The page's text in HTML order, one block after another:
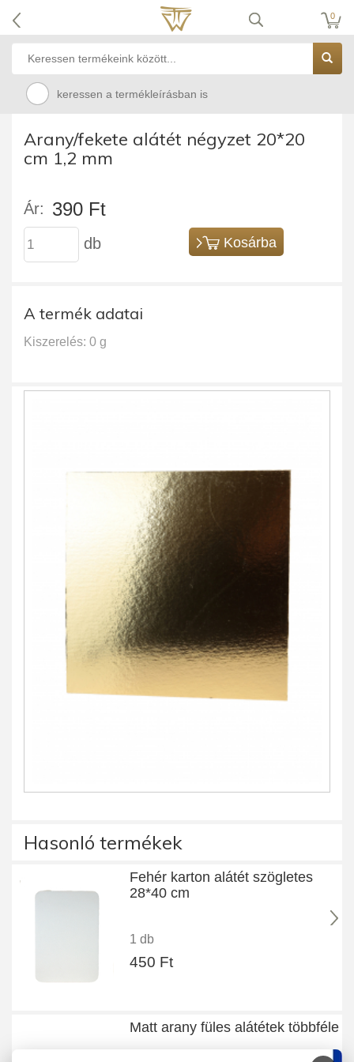
0
keressen a termékleírásban is
Arany/fekete alátét négyzet 20*20
cm 1,2 mm
Ár: 390 Ft
db Kosárba
A termék adatai
Kiszerelés: 0 g
Hasonló termékek
Fehér karton alátét szögletes
28*40 cm
1 db
450 Ft
Matt arany füles alátétek többféle